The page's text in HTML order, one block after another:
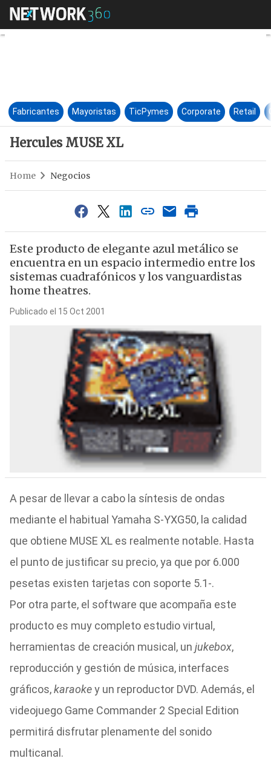
Hercules MUSE XL
Fabricantes Mayoristas TicPymes Corporate Retail
Hercules MUSE XL
Home Negocios
Este producto de elegante azul metálico se
encuentra en un espacio intermedio entre los
sistemas cuadrafónicos y los vanguardistas
home theatres.
Publicado el 15 Oct 2001
A pesar de llevar a cabo la síntesis de ondas
mediante el habitual Yamaha S-YXG50, la calidad
que obtiene MUSE XL es realmente notable. Hasta
el punto de justificar su precio, ya que por 6.000
pesetas existen tarjetas con soporte 5.1-.
Por otra parte, el software que acompaña este
producto es muy completo estudio virtual,
herramientas de creación musical, un jukebox,
reproducción y gestión de música, interfaces
gráficos,karaokey un reproductor DVD. Además, el
videojuego Game Commander 2 Special Edition
permitirá disfrutar plenamente del sonido
multicanal.